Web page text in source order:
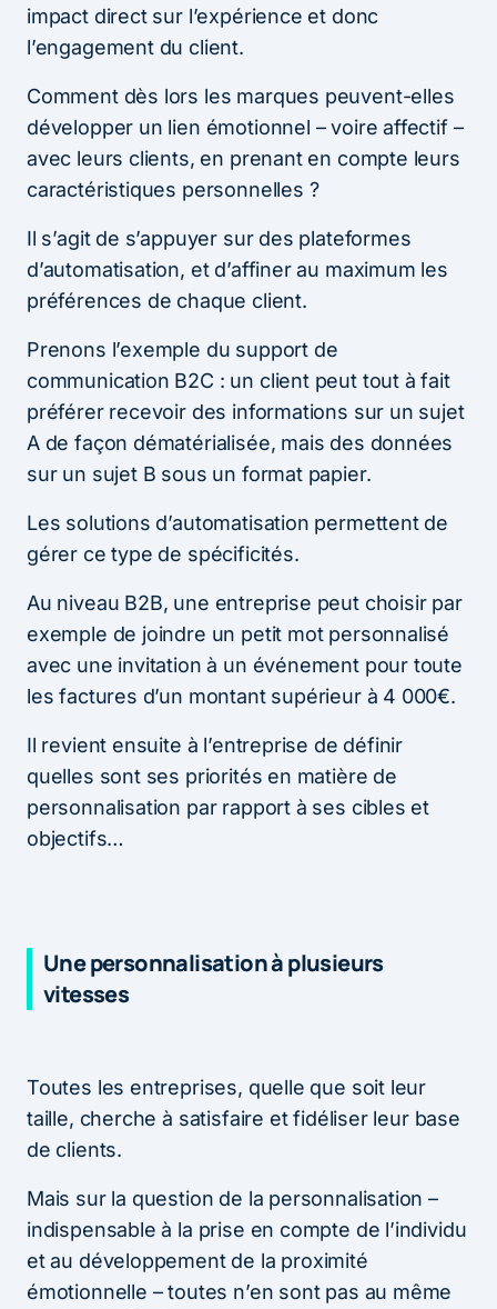
impact direct sur l’expérience et donc
l’engagement du client.
Comment dès lors les marques peuvent-elles
développer un lien émotionnel – voire affectif –
avec leurs clients, en prenant en compte leurs
caractéristiques personnelles ?
Il s’agit de s’appuyer sur des plateformes
d’automatisation, et d’affiner au maximum les
préférences de chaque client.
Prenons l’exemple du support de
communication B2C : un client peut tout à fait
préférer recevoir des informations sur un sujet
A de façon dématérialisée, mais des données
sur un sujet B sous un format papier.
Les solutions d’automatisation permettent de
gérer ce type de spécificités.
Au niveau B2B, une entreprise peut choisir par
exemple de joindre un petit mot personnalisé
avec une invitation à un événement pour toute
les factures d’un montant supérieur à 4 000€.
Il revient ensuite à l’entreprise de définir
quelles sont ses priorités en matière de
personnalisation par rapport à ses cibles et
objectifs…
Une personnalisation à plusieurs
vitesses
Toutes les entreprises, quelle que soit leur
taille, cherche à satisfaire et fidéliser leur base
de clients.
Mais sur la question de la personnalisation –
indispensable à la prise en compte de l’individu
et au développement de la proximité
émotionnelle – toutes n’en sont pas au même